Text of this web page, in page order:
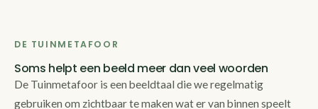
DE TUINMETAFOOR
Soms helpt een beeld meer dan veel woorden
De Tuinmetafoor is een beeldtaal die we regelmatig
gebruiken om zichtbaar te maken wat er van binnen speelt